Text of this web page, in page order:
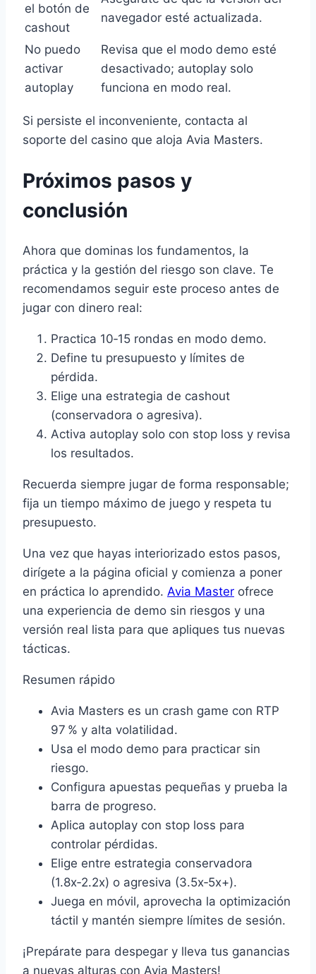
el botón de
cashout
navegador esté actualizada.
No puedo
activar
autoplay
Revisa que el modo demo esté
desactivado; autoplay solo
funciona en modo real.
Si persiste el inconveniente, contacta al
soporte del casino que aloja Avia Masters.
Próximos pasos y
conclusión
Ahora que dominas los fundamentos, la
práctica y la gestión del riesgo son clave. Te
recomendamos seguir este proceso antes de
jugar con dinero real:
Practica 10‑15 rondas en modo demo.
Define tu presupuesto y límites de
pérdida.
Elige una estrategia de cashout
(conservadora o agresiva).
Activa autoplay solo con stop loss y revisa
los resultados.
Recuerda siempre jugar de forma responsable;
fija un tiempo máximo de juego y respeta tu
presupuesto.
Una vez que hayas interiorizado estos pasos,
dirígete a la página oficial y comienza a poner
en práctica lo aprendido. Avia Master ofrece
una experiencia de demo sin riesgos y una
versión real lista para que apliques tus nuevas
tácticas.
Resumen rápido
Avia Masters es un crash game con RTP
97 % y alta volatilidad.
Usa el modo demo para practicar sin
riesgo.
Configura apuestas pequeñas y prueba la
barra de progreso.
Aplica autoplay con stop loss para
controlar pérdidas.
Elige entre estrategia conservadora
(1.8x‑2.2x) o agresiva (3.5x‑5x+).
Juega en móvil, aprovecha la optimización
táctil y mantén siempre límites de sesión.
¡Prepárate para despegar y lleva tus ganancias
a nuevas alturas con Avia Masters!